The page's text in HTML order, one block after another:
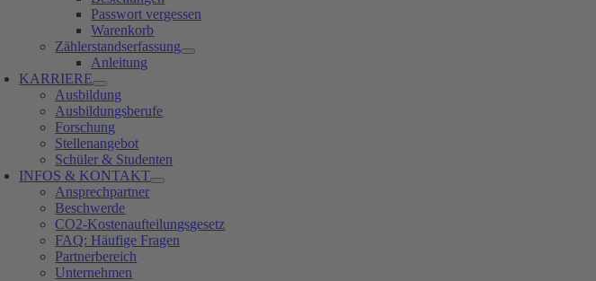
Passwort vergessen
Warenkorb
Zählerstandserfassung
Anleitung
KARRIERE
Ausbildung
Ausbildungsberufe
Forschung
Stellenangebot
Schüler & Studenten
INFOS & KONTAKT
Ansprechpartner
Beschwerde
CO2-Kostenaufteilungsgesetz
FAQ: Häufige Fragen
Partnerbereich
Unternehmen